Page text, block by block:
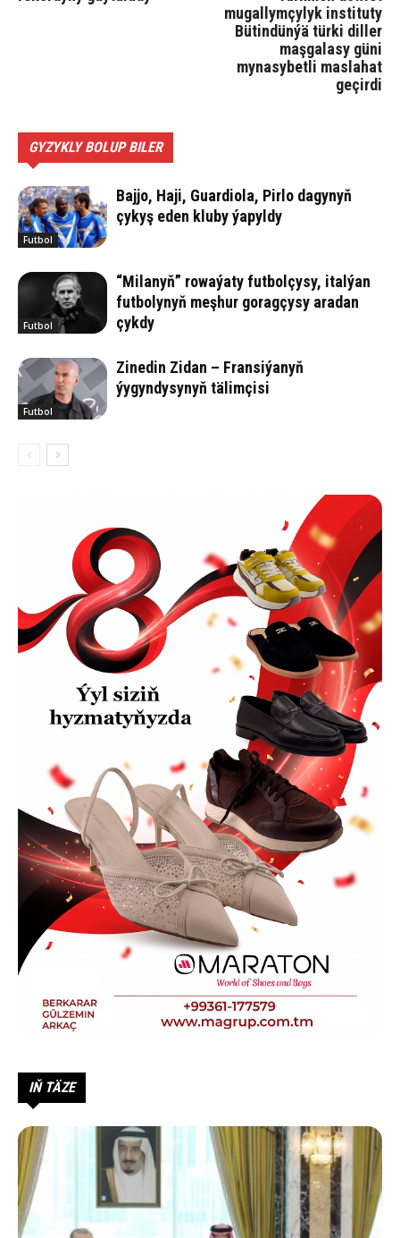
mugallymçylyk instituty
Bütindünýä türki diller
maşgalasy güni
mynasybetli maslahat
geçirdi
GYZYKLY BOLUP BILER
Futbol
Bajjo, Haji, Guardiola, Pirlo dagynyň
çykyş eden kluby ýapyldy
Futbol
“Milanyň” rowaýaty futbolçysy, italýan
futbolynyň meşhur goragçysy aradan
çykdy
Futbol
Zinedin Zidan – Fransiýanyň
ýygyndysynyň tälimçisi
IŇ TÄZE